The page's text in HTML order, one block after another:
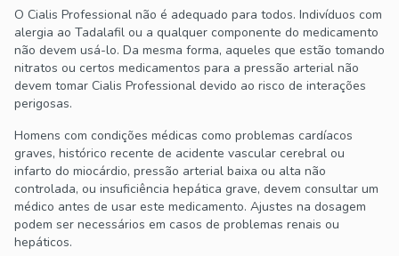
O Cialis Professional não é adequado para todos. Indivíduos com
alergia ao Tadalafil ou a qualquer componente do medicamento
não devem usá-lo. Da mesma forma, aqueles que estão tomando
nitratos ou certos medicamentos para a pressão arterial não
devem tomar Cialis Professional devido ao risco de interações
perigosas.
Homens com condições médicas como problemas cardíacos
graves, histórico recente de acidente vascular cerebral ou
infarto do miocárdio, pressão arterial baixa ou alta não
controlada, ou insuficiência hepática grave, devem consultar um
médico antes de usar este medicamento. Ajustes na dosagem
podem ser necessários em casos de problemas renais ou
hepáticos.